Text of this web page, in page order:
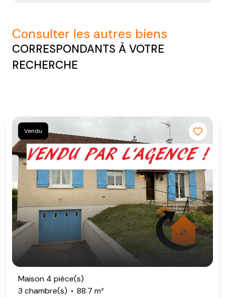
consulter les autres biens
CORRESPONDANTS À VOTRE
RECHERCHE
Vendu
Maison 4 pièce(s)
3 chambre(s)
88.7 m²